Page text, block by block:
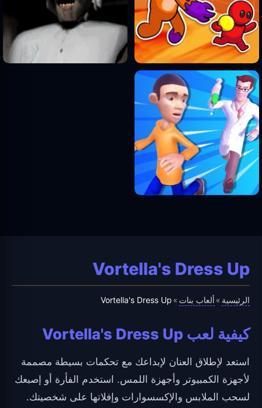
Vortella's Dress Up
الرئيسية » ألعاب بنات »
Vortella's Dress Up
كيفية لعب Vortella's Dress Up
استعد لإطلاق العنان لإبداعك مع تحكمات بسيطة مصممة
لأجهزة الكمبيوتر وأجهزة اللمس. استخدم الفأرة أو إصبعك
لسحب الملابس والإكسسوارات وإفلاتها على شخصيتك.